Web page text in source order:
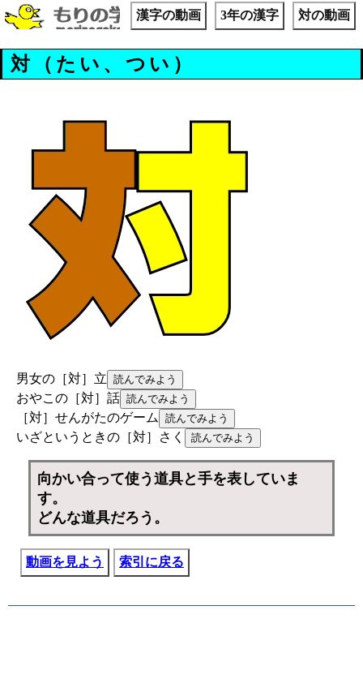
漢字の動画 3年の漢字 対の動画
対（たい、つい）
男女の［対］立
おやこの［対］話
［対］せんがたのゲーム
いざというときの［対］さく
向かい合って使う道具と手を表していま
す。
どんな道具だろう。
動画を見よう 索引に戻る